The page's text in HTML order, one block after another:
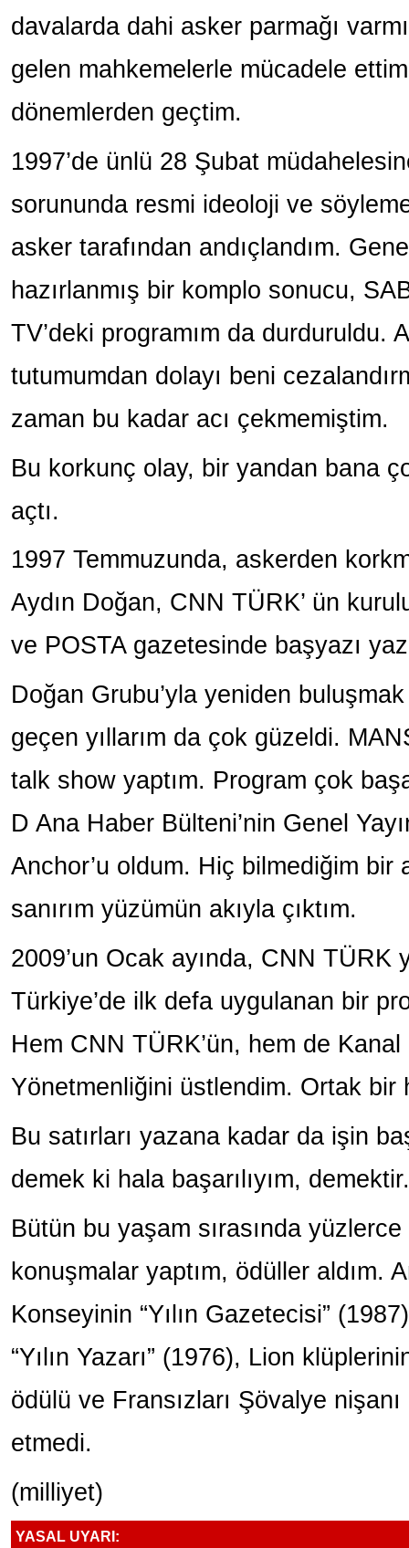
davalarda dahi asker parmağı
gelen mahkemelerle mücadele
dönemlerden geçtim.
1997’de ünlü 28 Şubat
sorununda resmi ideoloji ve
asker tarafından andıçlandım.
hazırlanmış bir komplo sonucu,
TV’deki programım da durduruldu.
tutumumdan dolayı beni
zaman bu kadar acı çekmemiştim.
Bu korkunç olay, bir yandan bana
açtı.
1997 Temmuzunda, askerden
Aydın Doğan, CNN TÜRK’ ün
ve POSTA gazetesinde başyazı
Doğan Grubu’yla yeniden
geçen yıllarım da çok güzeldi.
talk show yaptım. Program çok
D Ana Haber Bülteni’nin Genel
Anchor’u oldum. Hiç bilmediğim bir
sanırım yüzümün akıyla çıktım.
2009’un Ocak ayında, CNN TÜRK
Türkiye’de ilk defa uygulanan bir
Hem CNN TÜRK’ün, hem de Kanal
Yönetmenliğini üstlendim. Ortak bir
Bu satırları yazana kadar da işin
demek ki hala başarılıyım, demektir.
Bütün bu yaşam sırasında yüzlerce
konuşmalar yaptım, ödüller aldım.
Konseyinin “Yılın Gazetecisi”
“Yılın Yazarı” (1976), Lion
ödülü ve Fransızları Şövalye
etmedi.
(milliyet)
YASAL UYARI: